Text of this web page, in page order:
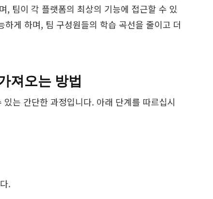
, 팀이 각 플랫폼의 최상의 기능에 접근할 수 있
게 하며, 팀 구성원들의 학습 곡선을 줄이고 더
져오는 방법
는 간단한 과정입니다. 아래 단계를 따르십시
.